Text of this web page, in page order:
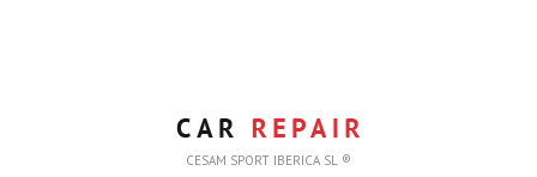
CESAM SPORT IBERICA SL ®